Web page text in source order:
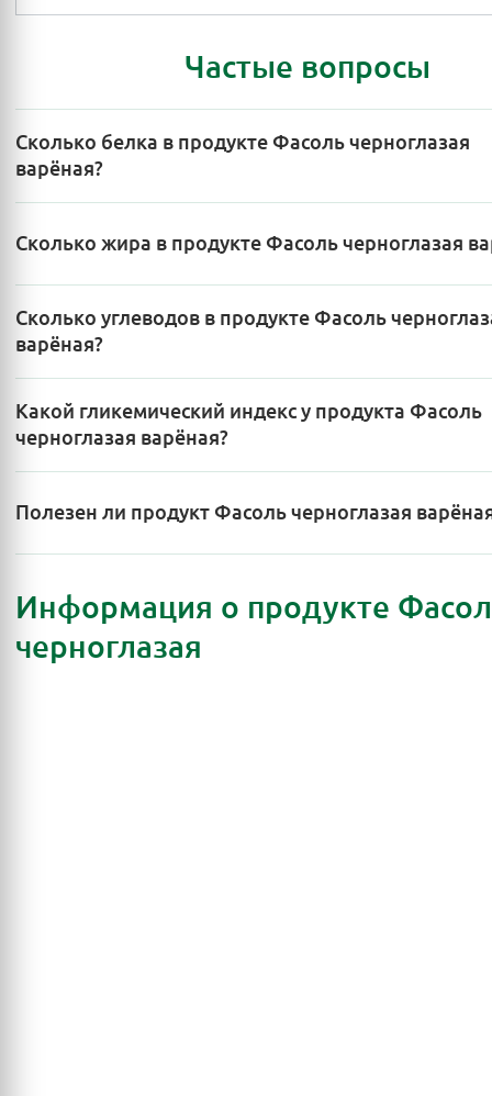
Частые вопросы
Сколько белка в продукте Фасоль черноглазая
варёная?
Сколько жира в продукте Фасоль черноглазая
Сколько углеводов в продукте Фасоль
варёная?
Какой гликемический индекс у продукта Фасоль
черноглазая варёная?
Полезен ли продукт Фасоль черноглазая
Информация о продукте
черноглазая